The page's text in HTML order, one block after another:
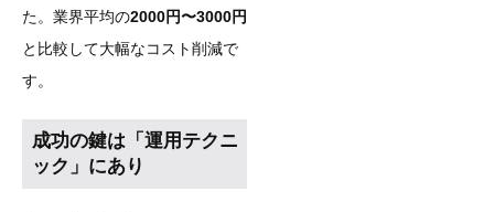
た。業界平均の2000円〜3000円
と比較して大幅なコスト削減で
す。
成功の鍵は「運用テクニ
ック」にあり